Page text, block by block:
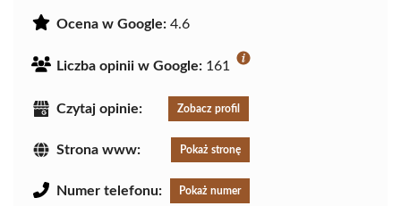
Ocena w Google: 4.6
Liczba opinii w Google: 161
Czytaj opinie: Zobacz profil
Strona www: Pokaż stronę
Numer telefonu: Pokaż numer